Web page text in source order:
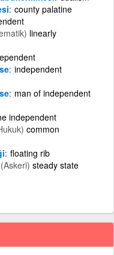
county palatine
linearly
independent
man of independent
independent
common
floating rib
(Askeri) steady state